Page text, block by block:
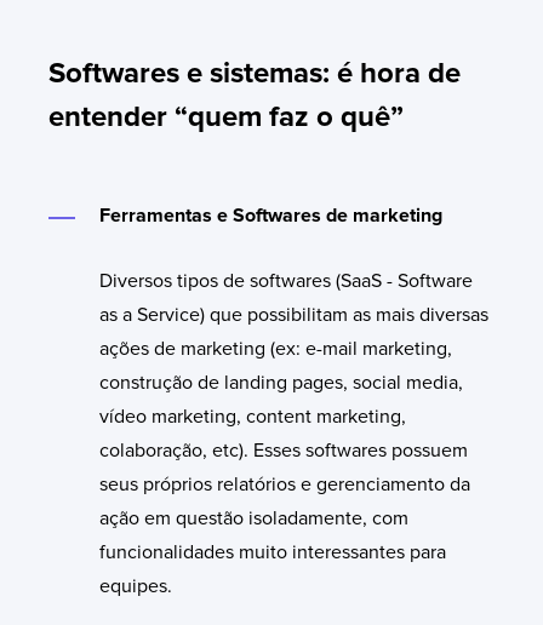
Softwares e sistemas: é hora de
entender “quem faz o quê”
Ferramentas e Softwares de marketing
Diversos tipos de softwares (SaaS - Software
as a Service) que possibilitam as mais diversas
ações de marketing (ex: e-mail marketing,
construção de landing pages, social media,
vídeo marketing, content marketing,
colaboração, etc). Esses softwares possuem
seus próprios relatórios e gerenciamento da
ação em questão isoladamente, com
funcionalidades muito interessantes para
equipes.